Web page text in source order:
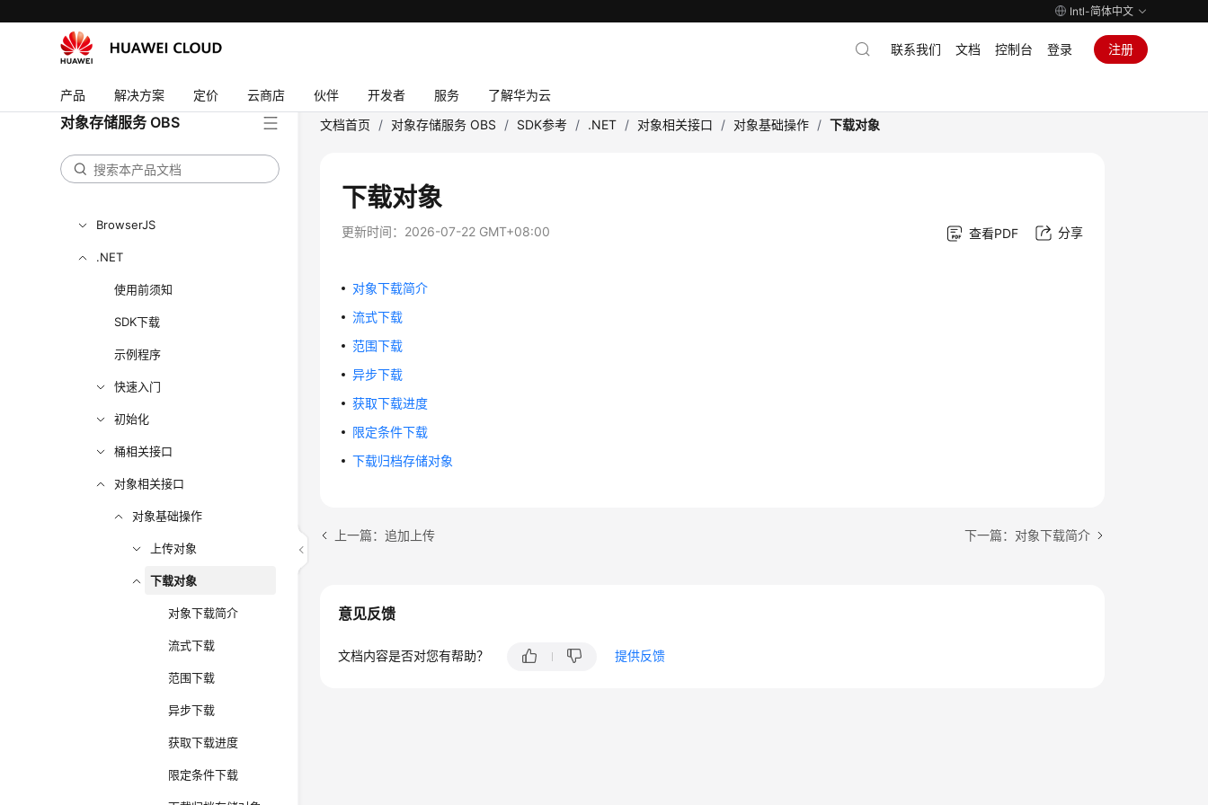
Intl-简体中文
产品 解决方案 定价 云商店 伙伴 开发者 服务 了解华为云
联系我们 文档 控制台 登录 注册
对象存储服务 OBS
Java
Go
Android
BrowserJS
.NET
使用前须知
SDK下载
示例程序
快速入门
初始化
桶相关接口
对象相关接口
对象基础操作
上传对象
下载对象
对象下载简介
流式下载
范围下载
异步下载
获取下载进度
限定条件下载
文档首页 / 对象存储服务 OBS / SDK参考 / .NET / 对象相关接口 / 对象基础操作 / 下载对象
下载对象
更新时间： 2026-07-22 GMT+08:00 查看PDF 分享
对象下载简介
流式下载
范围下载
异步下载
获取下载进度
限定条件下载
下载归档存储对象
上一篇：追加上传 下一篇：对象下载简介
意见反馈
文档内容是否对您有帮助？ 提供反馈